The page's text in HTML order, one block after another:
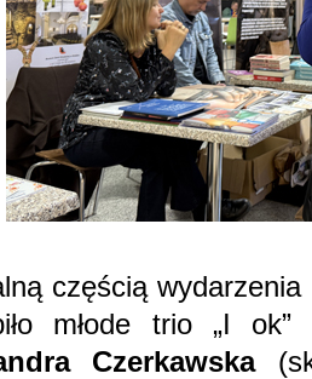
częścią
młode trio „I
Czerkawska